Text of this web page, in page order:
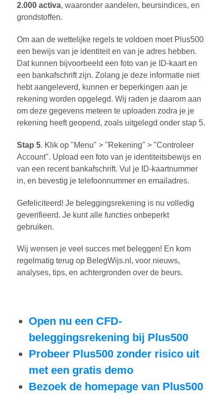
2.000 activa, waaronder aandelen, beursindices, en
grondstoffen.
Om aan de wettelijke regels te voldoen moet Plus500
een bewijs van je identiteit en van je adres hebben.
Dat kunnen bijvoorbeeld een foto van je ID-kaart en
een bankafschrift zijn. Zolang je deze informatie niet
hebt aangeleverd, kunnen er beperkingen aan je
rekening worden opgelegd. Wij raden je daarom aan
om deze gegevens meteen te uploaden zodra je je
rekening heeft geopend, zoals uitgelegd onder stap 5.
Stap 5. Klik op "Menu" > "Rekening" > "Controleer
Account". Upload een foto van je identiteitsbewijs en
van een recent bankafschrift. Vul je ID-kaartnummer
in, en bevestig je telefoonnummer en emailadres.
Gefeliciteerd! Je beleggingsrekening is nu volledig
geverifieerd. Je kunt alle functies onbeperkt
gebruiken.
Wij wensen je veel succes met beleggen! En kom
regelmatig terug op BelegWijs.nl, voor nieuws,
analyses, tips, en achtergronden over de beurs.
Open nu een CFD-
beleggingsrekening bij Plus500
Probeer Plus500 zonder risico uit
met een gratis demo
Bezoek de homepage van Plus500